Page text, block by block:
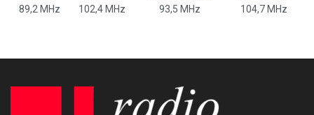
89,2 MHz
102,4 MHz 93,5 MHz 104,7 MHz